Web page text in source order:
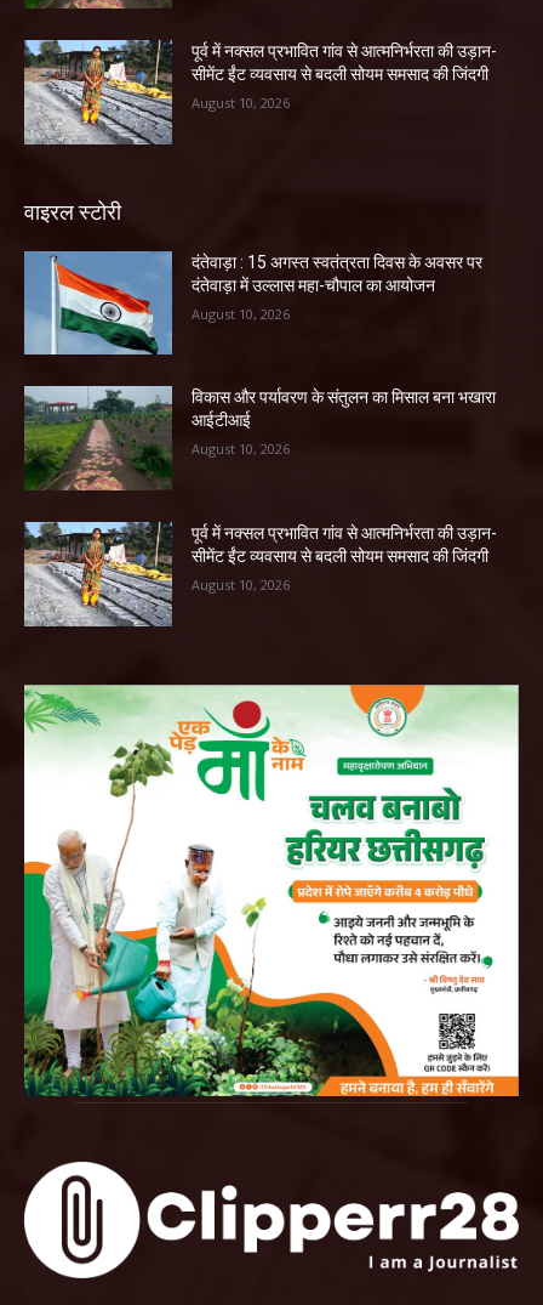
पूर्व में नक्सल प्रभावित गांव से आत्मनिर्भरता की उड़ान-
सीमेंट ईंट व्यवसाय से बदली सोयम समसाद की जिंदगी
August 10, 2026
वाइरल स्टोरी
दंतेवाड़ा : 15 अगस्त स्वतंत्रता दिवस के अवसर पर
दंतेवाड़ा में उल्लास महा-चौपाल का आयोजन
August 10, 2026
विकास और पर्यावरण के संतुलन का मिसाल बना भखारा
आईटीआई
August 10, 2026
पूर्व में नक्सल प्रभावित गांव से आत्मनिर्भरता की उड़ान-
सीमेंट ईंट व्यवसाय से बदली सोयम समसाद की जिंदगी
August 10, 2026